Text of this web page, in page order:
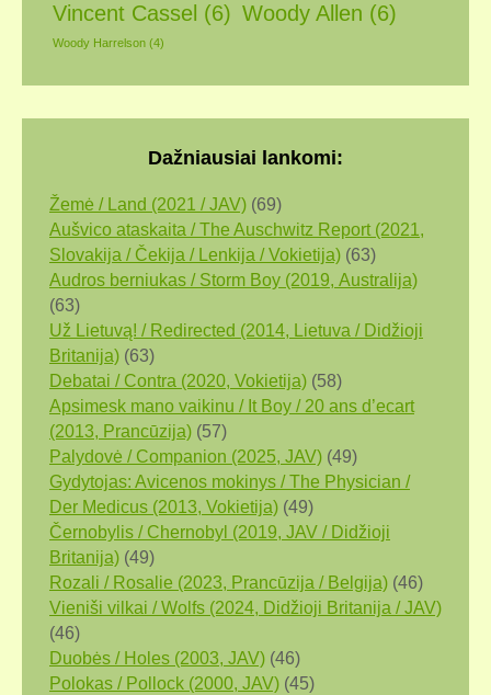
Vincent Cassel (6) Woody Allen (6)
Woody Harrelson (4)
Dažniausiai lankomi:
Žemė / Land (2021 / JAV) (69)
Aušvico ataskaita / The Auschwitz Report (2021,
Slovakija / Čekija / Lenkija / Vokietija) (63)
Audros berniukas / Storm Boy (2019, Аustralija)
(63)
Už Lietuvą! / Redirected (2014, Lietuva / Didžioji
Britanija) (63)
Debatai / Contra (2020, Vokietija) (58)
Apsimesk mano vaikinu / It Boy / 20 ans d’ecart
(2013, Prancūzija) (57)
Palydovė / Companion (2025, JAV) (49)
Gydytojas: Avicenos mokinys / The Physician /
Der Medicus (2013, Vokietija) (49)
Černobylis / Chernobyl (2019, JAV / Didžioji
Britanija) (49)
Rozali / Rosalie (2023, Prancūzija / Belgija) (46)
Vieniši vilkai / Wolfs (2024, Didžioji Britanija / JAV)
(46)
Duobės / Holes (2003, JAV) (46)
Polokas / Pollock (2000, JAV) (45)